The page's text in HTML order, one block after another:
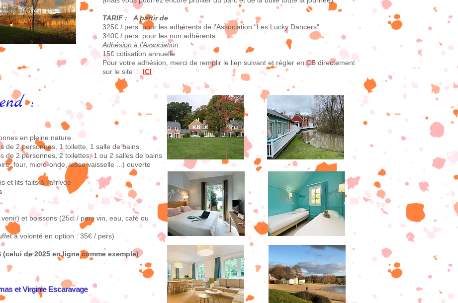
TARIF : A partir de
325€ / pers pour les adhérents de l'Association "Les Lucky Dancers"
340€ / pers pour les non adhérents
Adhésion à l'Association
15€ cotisation annuelle
Pour votre adhésion, merci de remplir le lien suivant et régler en CB directement
sur le site : ICI
:
en pleine nature.
de 2 personnes, 1 toilette, 1 salle de bains
de 2 personnes, 2 toilettes, 1 ou 2 salles de bains
four, micro-onde, lasse vaisselle ...) ouverte
et lits faits à l’arrivée
et boissons (25cl / pers vin, eau, café ou
à volonté en option : 35€ / pers)
(celui de 2025 en ligne comme exemple)
et Virginie Escaravage